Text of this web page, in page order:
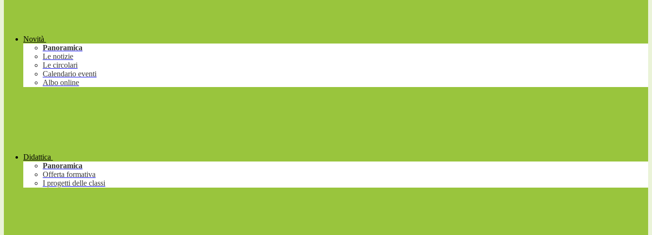
Novità
Panoramica
Le notizie
Le circolari
Calendario eventi
Albo online
Didattica
Panoramica
Offerta formativa
I progetti delle classi